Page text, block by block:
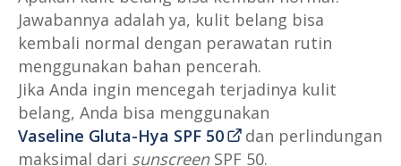
Jawabannya adalah ya, kulit belang bisa
kembali normal dengan perawatan rutin
menggunakan bahan pencerah.
Jika Anda ingin mencegah terjadinya kulit
belang, Anda bisa menggunakan
Vaseline Gluta-Hya SPF 50
dan perlindungan
maksimal dari sunscreenSPF 50.